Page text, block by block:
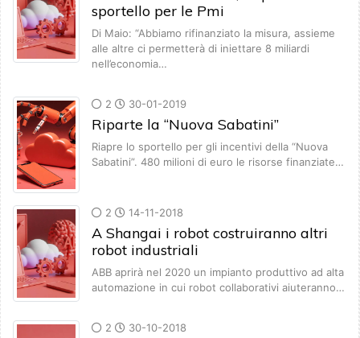
sportello per le Pmi
Di Maio: “Abbiamo rifinanziato la misura, assieme
alle altre ci permetterà di iniettare 8 miliardi
nell’economia…
2 30-01-2019
Riparte la “Nuova Sabatini”
Riapre lo sportello per gli incentivi della “Nuova
Sabatini”. 480 milioni di euro le risorse finanziate…
2 14-11-2018
A Shangai i robot costruiranno altri
robot industriali
ABB aprirà nel 2020 un impianto produttivo ad alta
automazione in cui robot collaborativi aiuteranno…
2 30-10-2018